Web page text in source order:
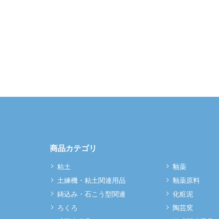
商品カテゴリ
粘土
土練機・粘土関連用品
鋳込み・石こう型関連
ろくろ
釉薬
釉薬原料
化粧泥
陶芸窯